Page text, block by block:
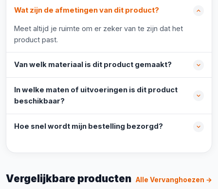
Wat zijn de afmetingen van dit product?
Meet altijd je ruimte om er zeker van te zijn dat het
product past.
Van welk materiaal is dit product gemaakt?
In welke maten of uitvoeringen is dit product
beschikbaar?
Hoe snel wordt mijn bestelling bezorgd?
Vergelijkbare producten Alle Vervanghoezen →